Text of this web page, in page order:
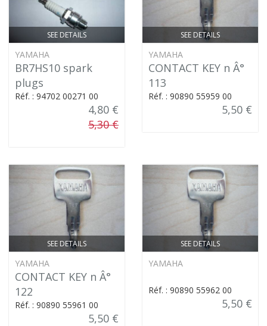
SEE DETAILS
YAMAHA
BR7HS10 spark
plugs
Réf. : 94702 00271 00
4,80 €
5,30 €
SEE DETAILS
YAMAHA
CONTACT KEY n Â°
113
Réf. : 90890 55959 00
5,50 €
SEE DETAILS
YAMAHA
CONTACT KEY n Â°
122
Réf. : 90890 55961 00
5,50 €
SEE DETAILS
YAMAHA
Réf. : 90890 55962 00
5,50 €